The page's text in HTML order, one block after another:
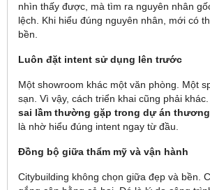
nhìn thấy được, mà tìm ra nguyên nhân
lệch. Khi hiểu đúng nguyên nhân, mới có
bền.
Luôn đặt intent sử dụng lên trước
Một showroom khác một văn phòng. Một
sạn. Vì vậy, cách triển khai cũng phải
sai lầm thường gặp trong dự án
là nhờ hiểu đúng intent ngay từ đầu.
Đồng bộ giữa thẩm mỹ và vận hành
Citybuilding không chọn giữa đẹp và bền.